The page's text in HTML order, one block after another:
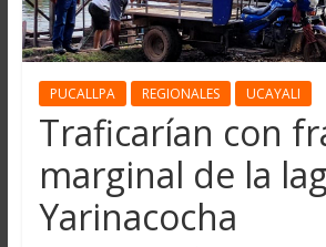
PUCALLPA REGIONALES UCAYALI
Traficarían con
marginal de la
Yarinacocha